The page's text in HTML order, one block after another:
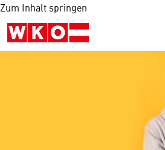
Zum Inhalt springen